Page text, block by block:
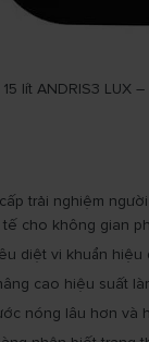
lít ANDRIS3 LUX
trải nghiệm
cho không gian
diệt vi khuẩn
cao hiệu suất
nóng lâu hơn và